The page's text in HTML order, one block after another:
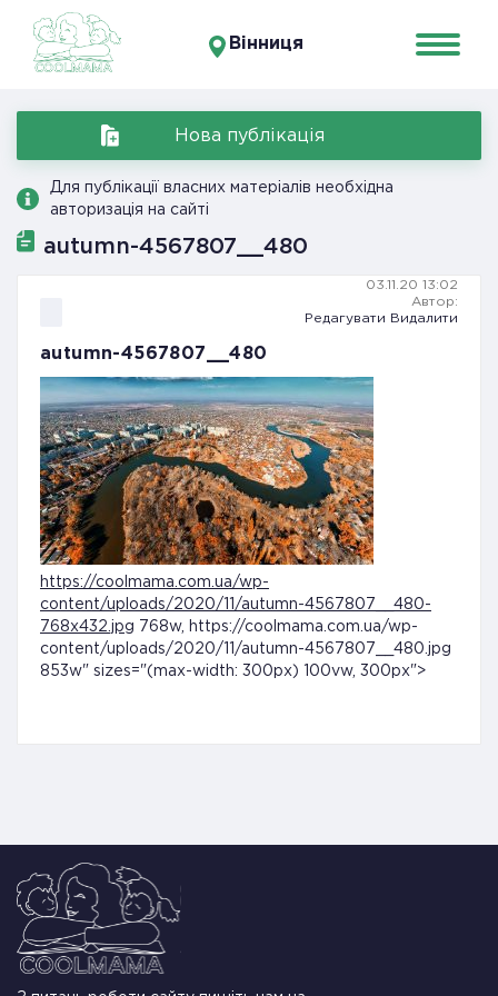
Вінниця
Нова публікація
Для публікації власних матеріалів необхідна
авторизація на сайті
autumn-4567807__480
03.11.20 13:02
Автор:
Редагувати
Видалити
autumn-4567807__480
https://coolmama.com.ua/wp-
content/uploads/2020/11/autumn-4567807__480-
768x432.jpg 768w, https://coolmama.com.ua/wp-
content/uploads/2020/11/autumn-4567807__480.jpg
853w" sizes="(max-width: 300px) 100vw, 300px">